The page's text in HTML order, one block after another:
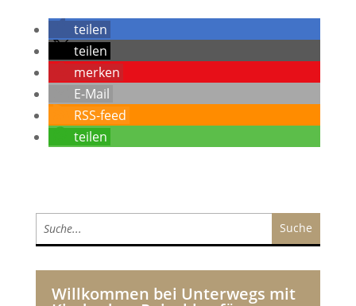
teilen
teilen
merken
E-Mail
RSS-feed
teilen
Willkommen bei Unterwegs mit